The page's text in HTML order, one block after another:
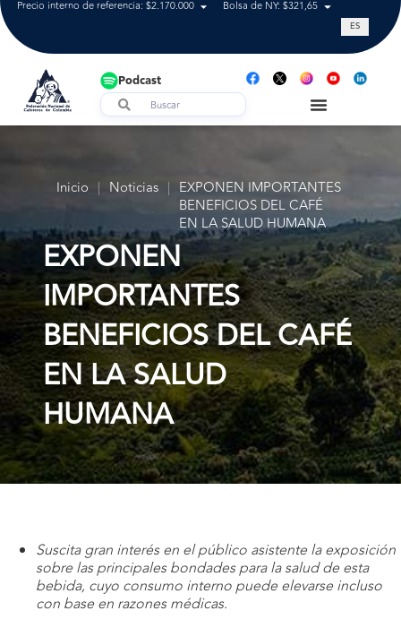
Precio interno de referencia: $2.170.000 Bolsa de NY: $321,65 Tasa de
ES
Podcast
Inicio | Noticias | EXPONEN IMPORTANTES
BENEFICIOS DEL CAFÉ
EN LA SALUD HUMANA
EXPONEN
IMPORTANTES
BENEFICIOS DEL CAFÉ
EN LA SALUD
HUMANA
Suscita gran interés en el público asistente la exposición
sobre las principales bondades para la salud de esta
bebida, cuyo consumo interno puede elevarse incluso
con base en razones médicas.